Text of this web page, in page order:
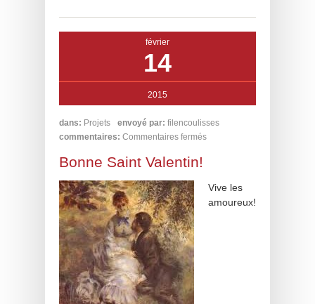
février
14
2015
dans: Projets envoyé par: filencoulisses
commentaires: Commentaires fermés
Bonne Saint Valentin!
Vive les
amoureux!